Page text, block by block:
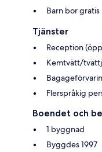
Barn bor gratis
Tjänster
Reception
Kemtvätt/
Flerspråkig
Boendet och
1 byggnad
Byggdes 1997